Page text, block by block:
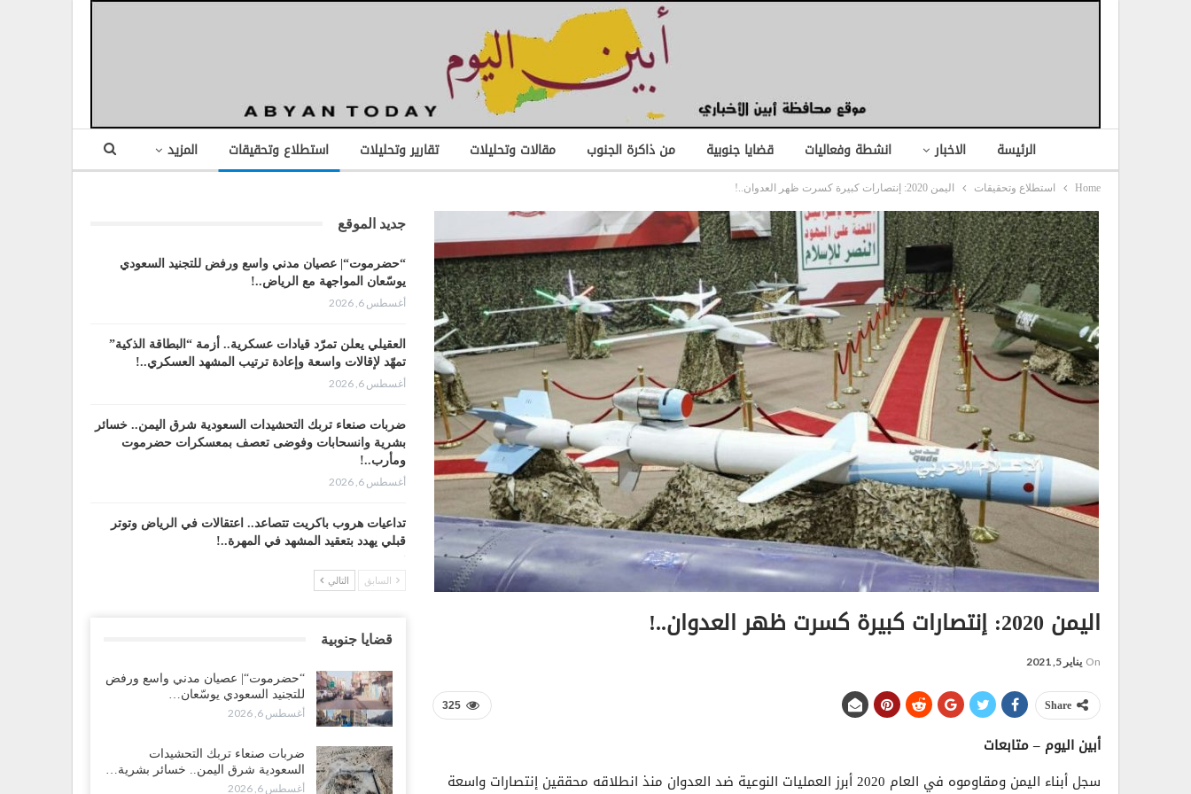
الرئيسة الاخبار انشطة وفعاليات قضايا جنوبية من ذاكرة الجنوب مقالات وتحليلات تقارير وتحليلات استطلاع وتحقيقات المزيد
Home استطلاع وتحقيقات اليمن 2020: إنتصارات كبيرة كسرت ظهر العدوان..!
اليمن 2020: إنتصارات كبيرة كسرت ظهر العدوان..!
On يناير 5, 2021
325 Share
أبين اليوم – متابعات
سجل أبناء اليمن ومقاوموه في العام 2020 أبرز العمليات النوعية ضد العدوان منذ انطلاقه محققين إنتصارات واسعة
جديد الموقع
“حضرموت“| عصيان مدني واسع ورفض للتجنيد السعودي
يوسّعان المواجهة مع الرياض..!
أغسطس 6, 2026
العقيلي يعلن تمرّد قيادات عسكرية.. أزمة “البطاقة الذكية”
تمهّد لإقالات واسعة وإعادة ترتيب المشهد العسكري..!
أغسطس 6, 2026
ضربات صنعاء تربك التحشيدات السعودية شرق اليمن.. خسائر
بشرية وانسحابات وفوضى تعصف بمعسكرات حضرموت
ومأرب..!
أغسطس 6, 2026
تداعيات هروب باكريت تتصاعد.. اعتقالات في الرياض وتوتر
قبلي يهدد بتعقيد المشهد في المهرة..!
أغسطس 6, 2026
“حضرموت“| الانتقالي يرفع التصعيد بالعصيان المدني.. ورسالة
تحدٍ للسعودية بشأن النفط..!
أغسطس 6, 2026
“تقرير“| عرب جورنال: استقالة مدير مكتب العليمي.. هل
دخلت سلطة الرئاسي مرحلة التفكك المؤسسي..!
السابق التالي
قضايا جنوبية
“حضرموت“| عصيان مدني واسع ورفض
للتجنيد السعودي يوسّعان…
أغسطس 6, 2026
ضربات صنعاء تربك التحشيدات
السعودية شرق اليمن.. خسائر بشرية…
أغسطس 6, 2026